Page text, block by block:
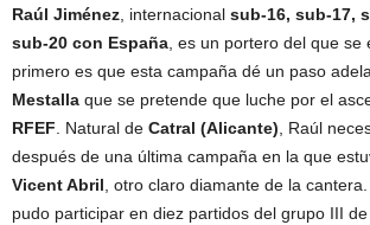
Raúl Jiménez , internacional sub-16, sub-17,
sub-20 con España , es un portero del que
primero es que esta campaña dé un paso
Mestalla que se pretende que luche por el
RFEF . Natural de Catral (Alicante) , Raúl
después de una última campaña en la que
Vicent Abril , otro claro diamante de la
pudo participar en diez partidos del grupo III de